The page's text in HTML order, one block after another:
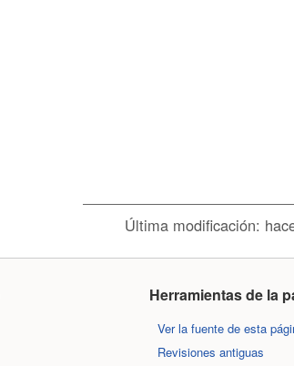
Última modificación:
Herramientas de la
Ver la fuente de esta
Revisiones antiguas